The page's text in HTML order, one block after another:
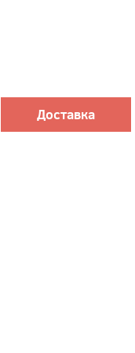
Доставка